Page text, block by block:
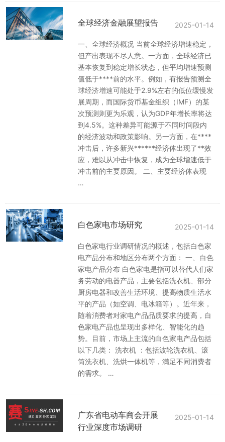
全球经济金融展望报告 2025-01-14
一、全球经济概况 当前全球经济增速稳定，
但产出表现不尽人意。一方面，全球经济已
基本恢复到稳定增长状态，但平均增速预测
值低于****前的水平。例如，有报告预测全
球经济增速可能处于2.9%左右的低位缓慢发
展周期，而国际货币基金组织（IMF）的某
次预测则更为乐观，认为GDP年增长率将达
到4.5%。这种差异可能源于不同时间段内
的经济波动和政策影响。另一方面，在****
冲击后，许多新兴******经济体出现了**效
应，难以从冲击中恢复，成为全球增速低于
冲击前的主要原因。 二、主要经济体表现
…
白色家电市场研究 2025-01-14
白色家电行业调研情况的概述，包括白色家
电产品分布和地区分布两个方面： 一、白色
家电产品分布 白色家电是指可以替代人们家
务劳动的电器产品，主要包括洗衣机、部分
厨房电器和改善生活环境、提高物质生活水
平的产品（如空调、电冰箱等）。近年来，
随着消费者对家电产品品质要求的提高，白
色家电产品也呈现出多样化、智能化的趋
势。目前，市场上主流的白色家电产品包括
以下几类： 洗衣机 ：包括波轮洗衣机、滚
筒洗衣机、洗烘一体机等，满足不同消费者
的需求。 …
广东省电动车商会开展
行业深度市场调研
2025-01-14